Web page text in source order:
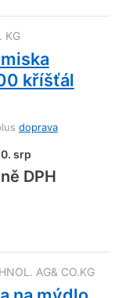
KG
kříšťál
doprava
srp
DPH
AG& CO.KG